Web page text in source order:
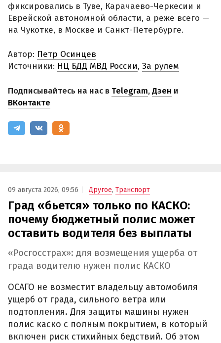
фиксировались в Туве, Карачаево-Черкесии и
Еврейской автономной области, а реже всего —
на Чукотке, в Москве и Санкт-Петербурге.
Автор: Петр Осинцев
Источники: НЦ БДД МВД России, За рулем
Подписывайтесь на нас в Telegram,Дзен и
ВКонтакте
09 августа 2026, 09:56 Другое, Транспорт
Град «бьется» только по КАСКО:
почему бюджетный полис может
оставить водителя без выплаты
«Росгосстрах»: для возмещения ущерба от
града водителю нужен полис КАСКО
ОСАГО не возместит владельцу автомобиля
ущерб от града, сильного ветра или
подтопления. Для защиты машины нужен
полис каско с полным покрытием, в который
включен риск стихийных бедствий. Об этом